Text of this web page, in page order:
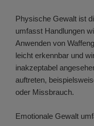
Physische Gewalt ist
umfasst Handlungen
Anwenden von
leicht erkennbar und
inakzeptabel
auftreten,
oder Missbrauch.
Emotionale Gewalt